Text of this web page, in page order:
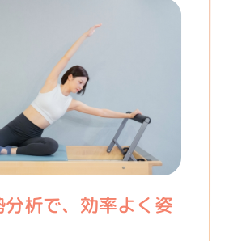
析で、効率よく姿